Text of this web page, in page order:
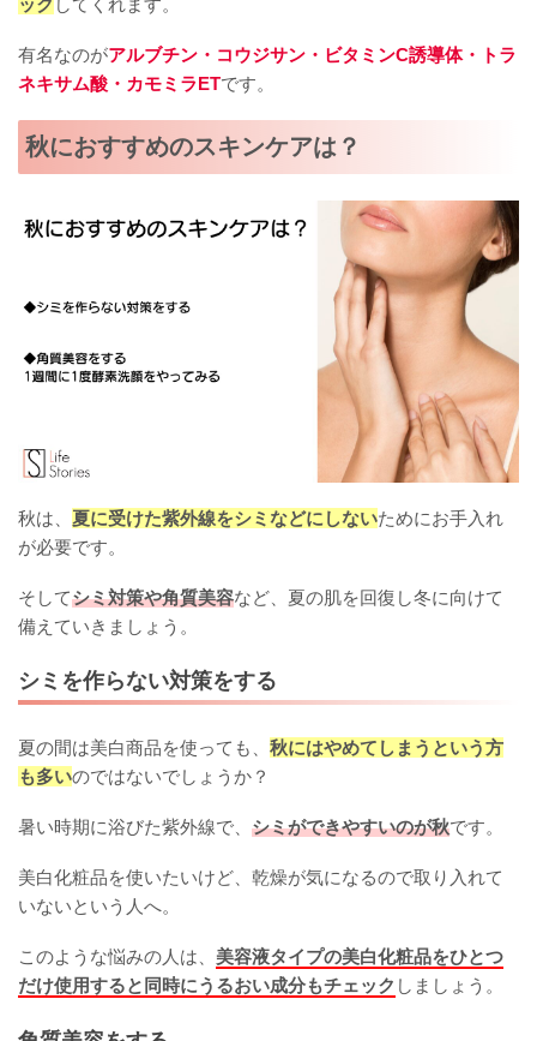
ック してくれます。
有名なのがアルブチン・コウジサン・ビタミンC誘導体・トラ
ネキサム酸・カモミラETです。
秋におすすめのスキンケアは？
秋は、 夏に受けた紫外線をシミなどにしないためにお手入れ
が必要です。
そしてシミ対策や角質美容など、夏の肌を回復し冬に向けて
備えていきましょう。
シミを作らない対策をする
夏の間は美白商品を使っても、 秋にはやめてしまうという方
も多いのではないでしょうか？
暑い時期に浴びた紫外線で、 シミができやすいのが秋です。
美白化粧品を使いたいけど、乾燥が気になるので取り入れて
いないという人へ。
このような悩みの人は、 美容液タイプの美白化粧品をひとつ
だけ使用すると同時にうるおい成分もチェック しましょう。